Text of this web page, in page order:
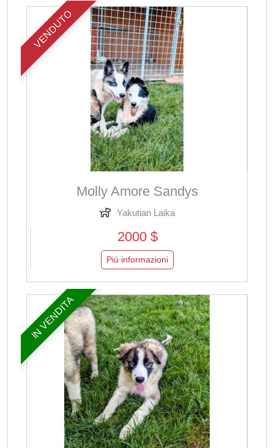
VENDUTO
Molly Amore Sandys
Yakutian Laika
2000 $
Più informazioni
IN VENDITA